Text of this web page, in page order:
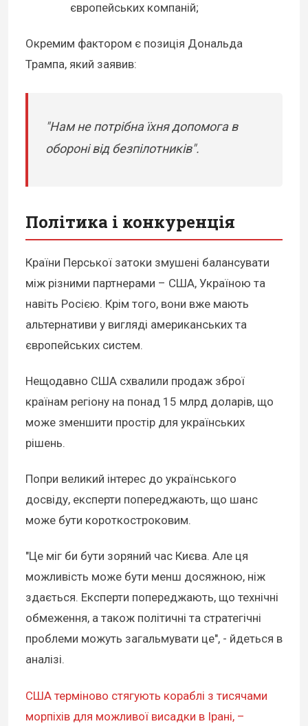
європейських компаній;
Окремим фактором є позиція Дональда
Трампа, який заявив:
"Нам не потрібна їхня допомога в
обороні від безпілотників".
Політика і конкуренція
Країни Перської затоки змушені балансувати
між різними партнерами – США, Україною та
навіть Росією. Крім того, вони вже мають
альтернативи у вигляді американських та
європейських систем.
Нещодавно США схвалили продаж зброї
країнам регіону на понад 15 млрд доларів, що
може зменшити простір для українських
рішень.
Попри великий інтерес до українського
досвіду, експерти попереджають, що шанс
може бути короткостроковим.
"Це міг би бути зоряний час Києва. Але ця
можливість може бути менш досяжною, ніж
здається. Експерти попереджають, що технічні
обмеження, а також політичні та стратегічні
проблеми можуть загальмувати це", - йдеться в
аналізі.
США терміново стягують кораблі з тисячами
морпіхів для можливої висадки в Ірані, –